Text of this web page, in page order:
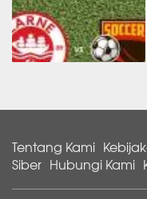
Tentang Kami
Siber Hubungi Kami